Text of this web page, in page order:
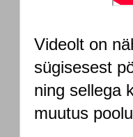
Videolt on
sügisesest
ning sellega
muutus